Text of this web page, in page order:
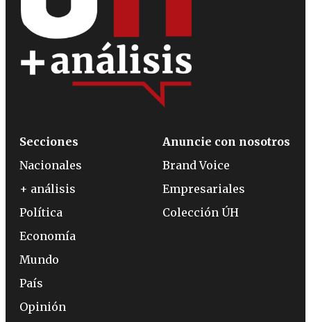
Secciones
Nacionales
+ análisis
Política
Economía
Mundo
País
Opinión
Anuncie con nosotros
Brand Voice
Empresariales
Colección ÚH